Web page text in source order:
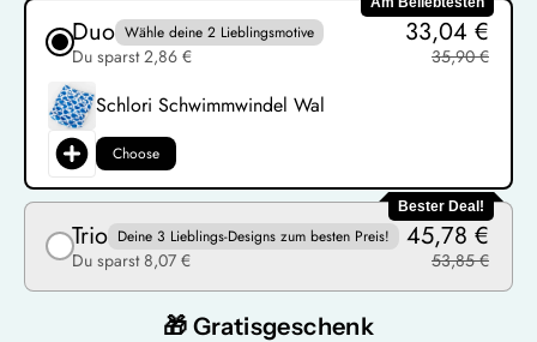
Duo Wähle deine 2 Lieblingsmotive
Du sparst 2,86 €
33,04 €
35,90 €
Schlori Schwimmwindel Wal
Choose
Bester Deal!
Trio Deine 3 Lieblings-Designs zum besten Preis!
Du sparst 8,07 €
45,78 €
53,85 €
🎁 Gratisgeschenk